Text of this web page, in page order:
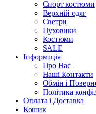
Спорт костюми
Верхній одяг
Светри
Пуховики
Костюми
SALE
Інформація
Про Нас
Наші Контакти
Обмін і
Політика
Оплата і Доставка
Кошик
Плащівка 100%
біо пух 100%
ДОГЛЯД
– Не стирать
– Делікатне прання при
спеціальними м’ячиками
– Хімчистка
– Не відбілювати